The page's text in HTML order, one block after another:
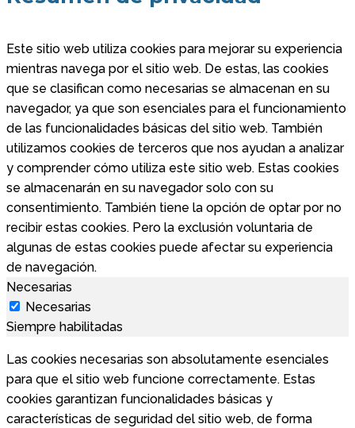
Este sitio web utiliza cookies para mejorar su experiencia
mientras navega por el sitio web. De estas, las cookies
que se clasifican como necesarias se almacenan en su
navegador, ya que son esenciales para el funcionamiento
de las funcionalidades básicas del sitio web. También
utilizamos cookies de terceros que nos ayudan a analizar
y comprender cómo utiliza este sitio web. Estas cookies
se almacenarán en su navegador solo con su
consentimiento. También tiene la opción de optar por no
recibir estas cookies. Pero la exclusión voluntaria de
algunas de estas cookies puede afectar su experiencia
de navegación.
Necesarias
Necesarias
Siempre habilitadas
Las cookies necesarias son absolutamente esenciales
para que el sitio web funcione correctamente. Estas
cookies garantizan funcionalidades básicas y
características de seguridad del sitio web, de forma